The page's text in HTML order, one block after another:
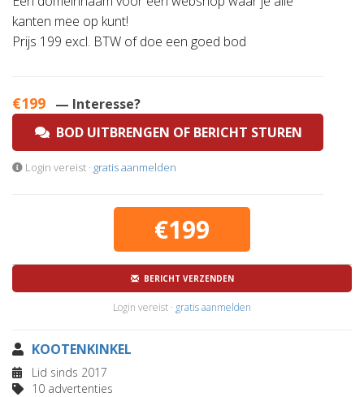
kanten mee op kunt!
Prijs 199 excl. BTW of doe een goed bod
€199 — Interesse?
BOD UITBRENGEN OF BERICHT STUREN
Login vereist · gratis aanmelden
€199
BERICHT VERZENDEN
Login vereist · gratis aanmelden
KOOTENKINKEL
Lid sinds 2017
10 advertenties